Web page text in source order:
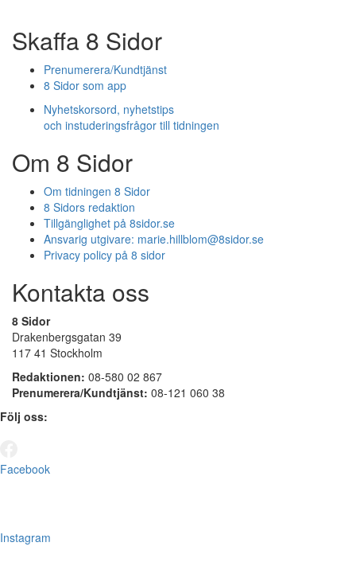
Skaffa 8 Sidor
Prenumerera/Kundtjänst
8 Sidor som app
Nyhetskorsord, nyhetstips
och instuderingsfrågor till tidningen
Om 8 Sidor
Om tidningen 8 Sidor
8 Sidors redaktion
Tillgänglighet på 8sidor.se
Ansvarig utgivare: marie.hillblom@8sidor.se
Privacy policy på 8 sidor
Kontakta oss
8 Sidor
Drakenbergsgatan 39
117 41 Stockholm
Redaktionen: 08-580 02 867
Prenumerera/Kundtjänst: 08-121 060 38
Följ oss:
Facebook
Instagram